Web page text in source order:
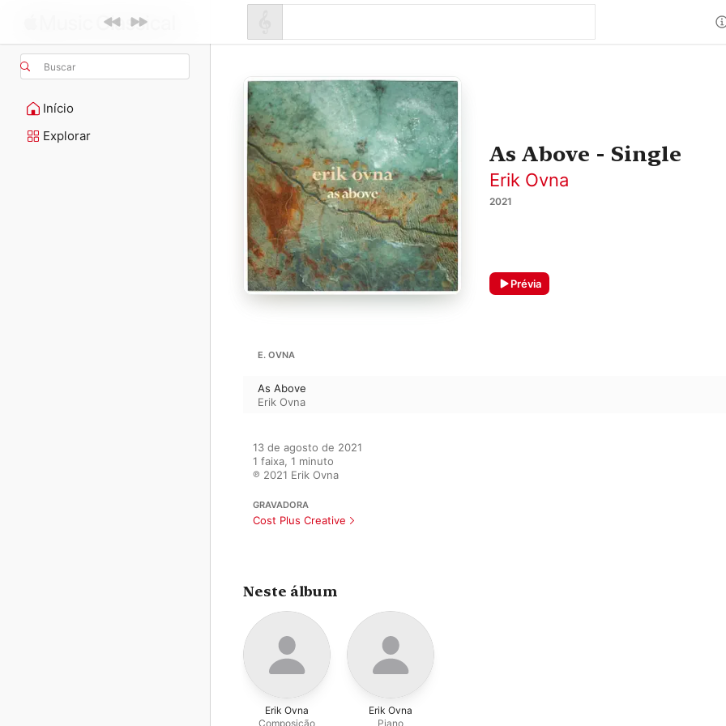
Buscar
Início
Explorar
As Above - Single
Erik Ovna
2021
Prévia
E. OVNA
As Above
Erik Ovna
13 de agosto de 2021
1 faixa, 1 minuto
℗ 2021 Erik Ovna
GRAVADORA
Cost Plus Creative
Neste álbum
Erik Ovna
Composição
Erik Ovna
Piano